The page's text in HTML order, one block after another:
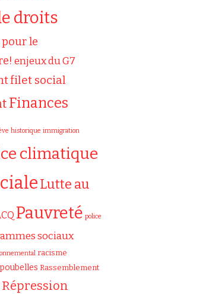
droits
le
enjeux du G7
filet social
Finances
historique immigration
climatique
Lutte au
Pauvreté police
sociaux
racisme
Rassemblement
Répression